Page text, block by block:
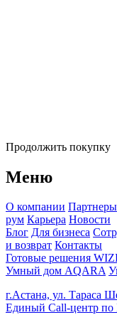
Продолжить покупку
Меню
О компании Партнеры
рум Карьера Новости
Блог Для бизнеса
и возврат Контакты
Готовые решения
Умный дом AQARA
г.Астана, ул. Тараса
Единый Call-центр по